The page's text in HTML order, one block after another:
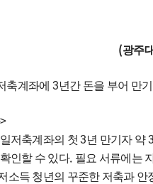
(광주
축계좌에 3년간 돈을 부어 만
>
저축계좌의 첫3년 만기자 약3
인할 수 있다. 필요 서류에는
소득 청년의 꾸준한 저축과